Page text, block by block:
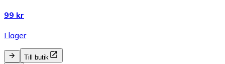
99 kr
I lager
Till butik